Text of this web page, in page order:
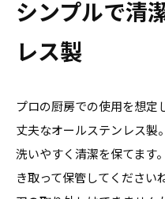
シンプルで清
レス製
プロの厨房での使用を想定
丈夫なオールステンレス製
洗いやすく清潔を保てます
き取って保管してください